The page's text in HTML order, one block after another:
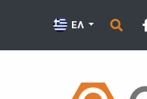
ΕΛ